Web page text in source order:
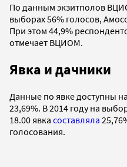
По данным экзитполов
выборах 56% голосов,
При этом 44,9%
отмечает ВЦИОМ.
Явка и дачники
Данные по явке доступны
23,69%. В 2014 году на
18.00 явка составляла
голосования.